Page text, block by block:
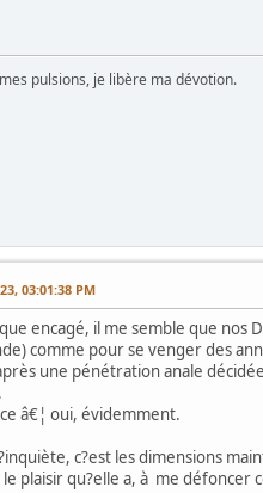
pulsions, je libère ma dévotion.
03:01:38 PM
encagé, il me semble que
comme pour se venger des
une pénétration anale
â€¦ oui, évidemment.
c?est les dimensions
le plaisir qu?elle a, à me défoncer